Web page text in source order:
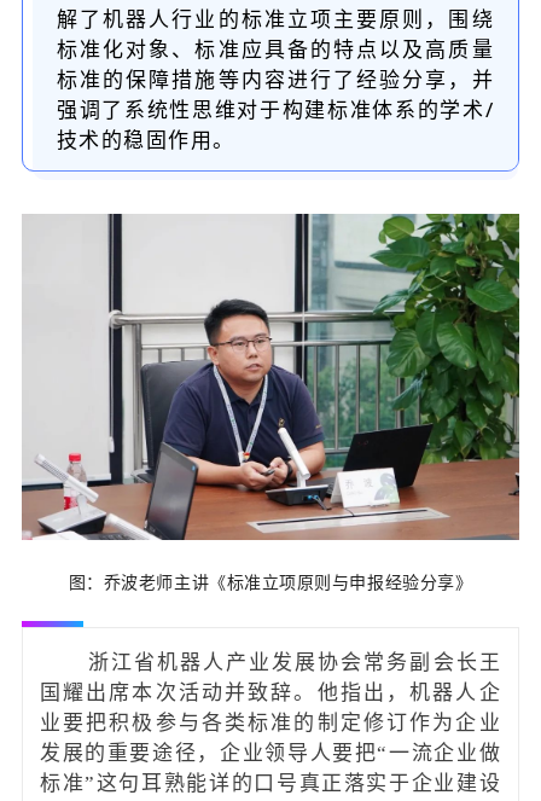
解了机器人行业的标准立项主要原则，围绕
标准化对象、标准应具备的特点以及高质量
标准的保障措施等内容进行了经验分享，并
强调了系统性思维对于构建标准体系的学术/
技术的稳固作用。
图：乔波老师主讲《标准立项原则与申报经验分享》
浙江省机器人产业发展协会常务副会长王
国耀出席本次活动并致辞。他指出，机器人企
业要把积极参与各类标准的制定修订作为企业
发展的重要途径，企业领导人要把“一流企业做
标准”这句耳熟能详的口号真正落实于企业建设